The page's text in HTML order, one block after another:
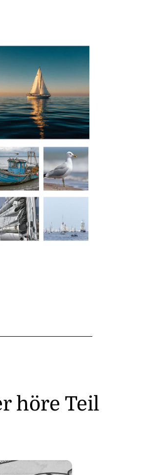
höre Teil